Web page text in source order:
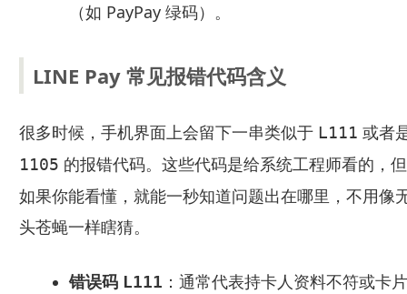
（如 PayPay 绿码）。
LINE Pay 常见报错代码含义
很多时候，手机界面上会留下一串类似于 L111 或者
1105 的报错代码。这些代码是给系统工程师看的，但
如果你能看懂，就能一秒知道问题出在哪里，不用像
头苍蝇一样瞎猜。
错误码 L111 ：通常代表持卡人资料不符或卡片